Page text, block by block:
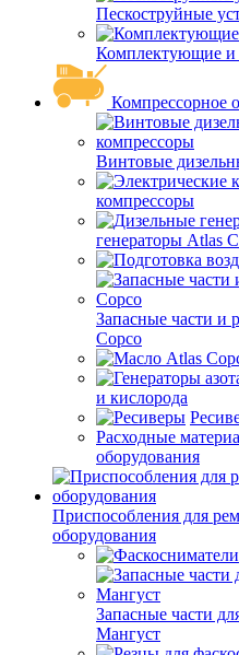
Пескоструйные
Комплектующие и
Компрессорное
Винтовые
компрессоры
генераторы Atlas
Запасные части и
Copco
и кислорода
Расходные
оборудования
Приспособления для
оборудования
Запасные части
Мангуст